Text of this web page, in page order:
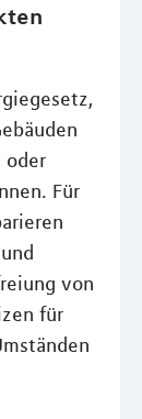
Für
von
für